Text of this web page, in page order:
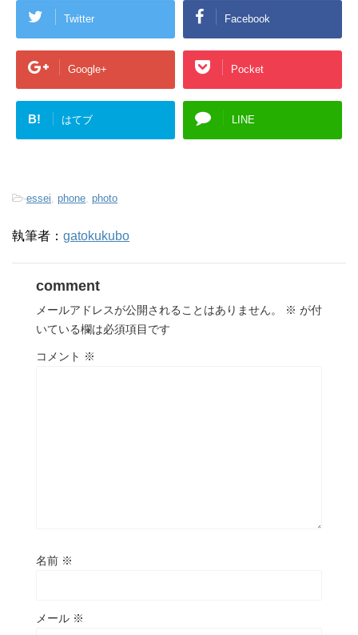
Twitter Facebook
Google+ Pocket
B! はてブ LINE
-essei phone photo
執筆者： gatokukubo
comment
メールアドレスが公開されることはありません。 ※ が付
いている欄は必須項目です
コメント ※
名前 ※
メール ※